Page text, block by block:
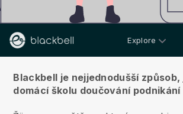
Explore
Blackbell je nejjednodušší
domácí školu doučování podnikání